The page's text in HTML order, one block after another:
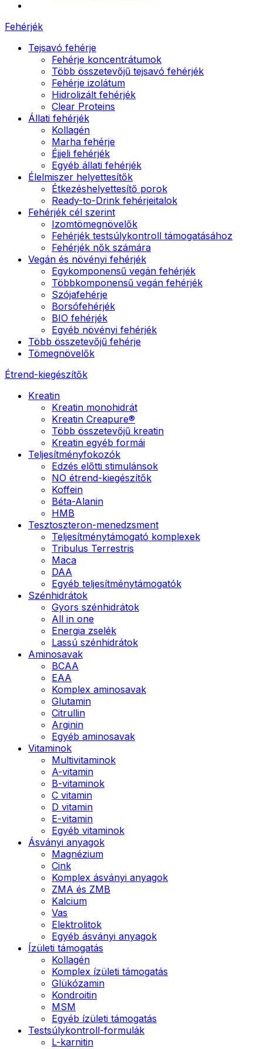
Fehérjék
Tejsavó fehérje
Fehérje koncentrátumok
Több összetevőjű tejsavó fehérjék
Fehérje izolátum
Hidrolizált fehérjék
Clear Proteins
Állati fehérjék
Kollagén
Marha fehérje
Éjjeli fehérjék
Egyéb állati fehérjék
Élelmiszer helyettesítők
Étkezéshelyettesítő porok
Ready-to-Drink fehérjeitalok
Fehérjék cél szerint
Izomtömegnövelők
Fehérjék testsúlykontroll támogatásához
Fehérjék nők számára
Vegán és növényi fehérjék
Egykomponensű vegán fehérjék
Többkomponensű vegán fehérjék
Szójafehérje
Borsófehérjék
BIO fehérjék
Egyéb növényi fehérjék
Több összetevőjű fehérje
Tömegnövelők
Étrend-kiegészítők
Kreatin
Kreatin monohidrát
Kreatin Creapure®
Több összetevőjű kreatin
Kreatin egyéb formái
Teljesítményfokozók
Edzés előtti stimulánsok
NO étrend-kiegészítők
Koffein
Béta-Alanin
HMB
Tesztoszteron-menedzsment
Teljesítménytámogató komplexek
Tribulus Terrestris
Maca
DAA
Egyéb teljesítménytámogatók
Szénhidrátok
Gyors szénhidrátok
All in one
Energia zselék
Lassú szénhidrátok
Aminosavak
BCAA
EAA
Komplex aminosavak
Glutamin
Citrullin
Arginin
Egyéb aminosavak
Vitaminok
Multivitaminok
A-vitamin
B-vitaminok
C vitamin
D vitamin
E-vitamin
Egyéb vitaminok
Ásványi anyagok
Magnézium
Cink
Komplex ásványi anyagok
ZMA és ZMB
Kalcium
Vas
Elektrolitok
Egyéb ásványi anyagok
Ízületi támogatás
Kollagén
Komplex ízületi támogatás
Glükózamin
Kondroitin
MSM
Egyéb ízületi támogatás
Testsúlykontroll-formulák
L-karnitin